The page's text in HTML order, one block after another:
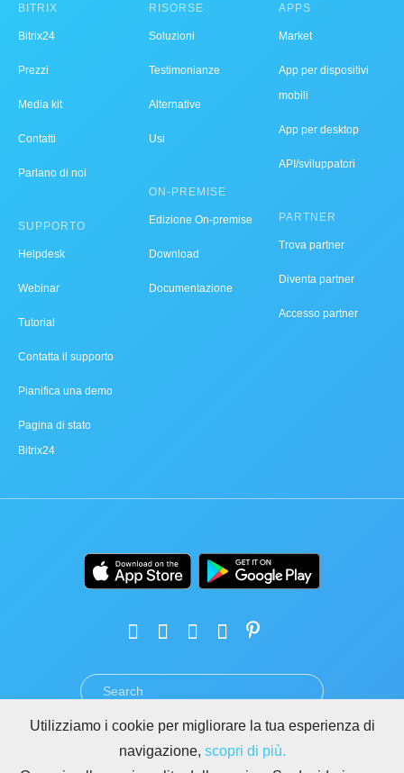
BITRIX
Bitrix24
Prezzi
Media kit
Contatti
Parlano di noi
SUPPORTO
Helpdesk
Webinar
Tutorial
Contatta il supporto
Pianifica una demo
Pagina di stato
Bitrix24
RISORSE
Soluzioni
Testimonianze
Alternative
Usi
ON-PREMISE
Edizione On-premise
Download
Documentazione
APPS
Market
App per dispositivi
mobili
App per desktop
API/sviluppatori
PARTNER
Trova partner
Diventa partner
Accesso partner
PRIVACY GDPR
ABUSO
REGOLE PER I SITI DI BITRIX24
Utilizziamo i cookie per migliorare la tua esperienza di
navigazione, scopri di più.